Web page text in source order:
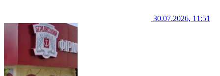
30.07.2026, 11:51